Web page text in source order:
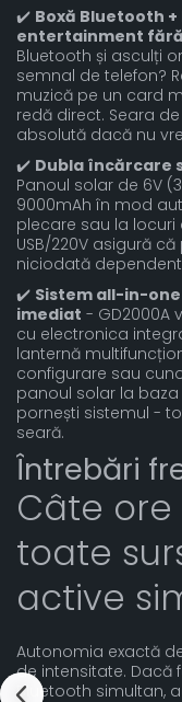
✔️ Boxă Bluetooth +
entertainment
Bluetooth și asculți
semnal de telefon?
muzică pe un card
redă direct. Seara
absolută dacă nu
✔️ Dubla încărcare
Panoul solar de 6V
9000mAh în mod
plecare sau la locuri
USB/220V asigură
niciodată
✔️ Sistem all-in-
imediat - GD2000A
cu electronica
lanternă
configurare sau
panoul solar la
pornești sistemul -
seară.
Întrebări
Câte
toate
active
Autonomia exactă
de intensitate. Dacă
Bluetooth simultan,